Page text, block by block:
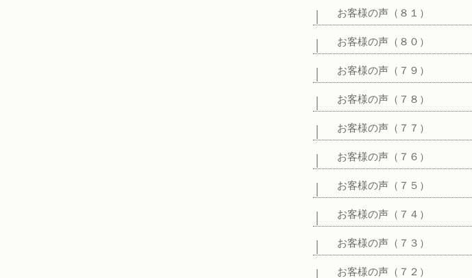
お客様の声（８１）
お客様の声（８０）
お客様の声（７９）
お客様の声（７８）
お客様の声（７７）
お客様の声（７６）
お客様の声（７５）
お客様の声（７４）
お客様の声（７３）
お客様の声（７２）